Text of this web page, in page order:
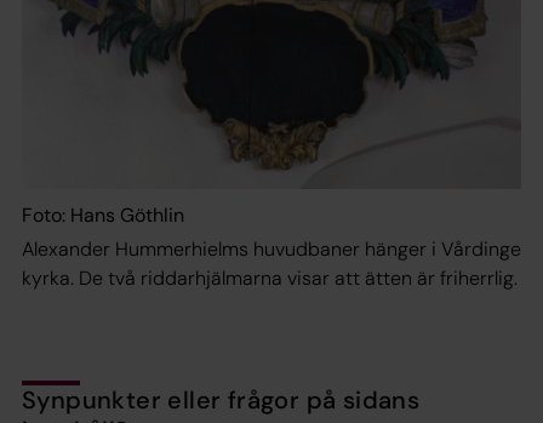
Foto: Hans Göthlin
Alexander Hummerhielms huvudbaner hänger i Vårdinge
kyrka. De två riddarhjälmarna visar att ätten är friherrlig.
Synpunkter eller frågor på sidans